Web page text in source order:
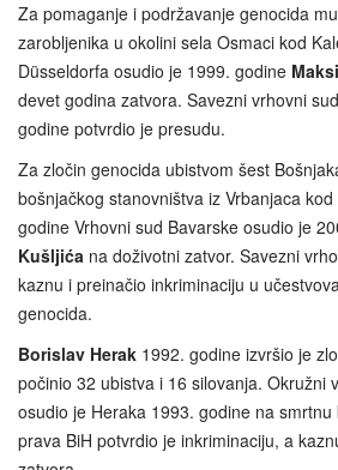
Za pomaganje i podržavanje genocida
zarobljenika u okolini sela Osmaci kod
Düsseldorfa osudio je 1999. godine
devet godina zatvora. Savezni vrhovni
godine potvrdio je presudu.
Za zločin genocida ubistvom šest
bošnjačkog stanovništva iz Vrbanjaca kod
godine Vrhovni sud Bavarske osudio je
Kušljića na doživotni zatvor. Savezni
kaznu i preinačio inkriminaciju u
genocida.
Borislav Herak 1992. godine izvršio je
počinio 32 ubistva i 16 silovanja. Okružni
osudio je Heraka 1993. godine na
prava BiH potvrdio je inkriminaciju, a